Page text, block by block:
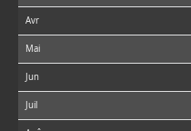
Avr
Mai
Jun
Juil